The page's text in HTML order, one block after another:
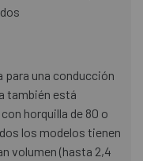
una conducción
también está
horquilla de 80 o
los modelos tienen
volumen (hasta 2,4